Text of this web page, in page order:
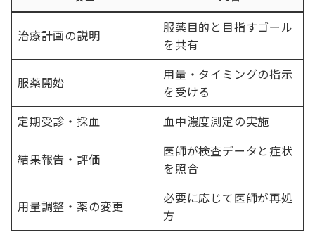
治療計画の説明
服薬目的と目指すゴール
を共有
服薬開始
用量・タイミングの指示
を受ける
定期受診・採血
血中濃度測定の実施
結果報告・評価
医師が検査データと症状
を照合
用量調整・薬の変更
必要に応じて医師が再処
方